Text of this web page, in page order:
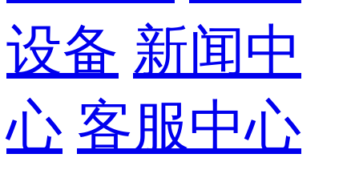
设备 新闻中
心 客服中心